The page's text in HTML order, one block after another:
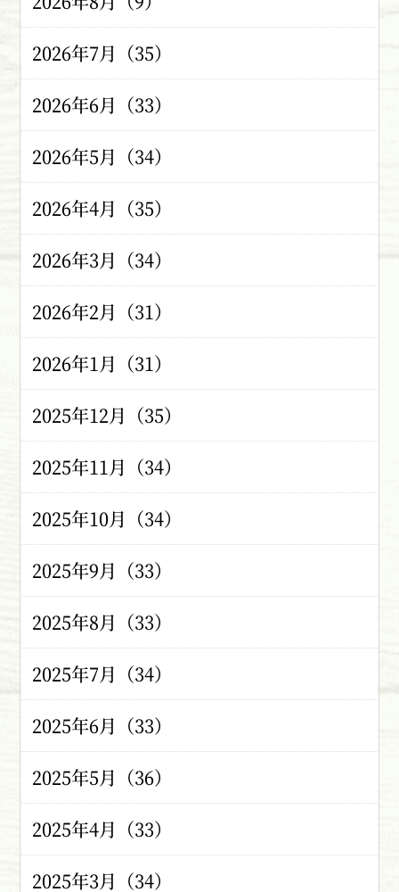
2026年7月（35）
2026年6月（33）
2026年5月（34）
2026年4月（35）
2026年3月（34）
2026年2月（31）
2026年1月（31）
2025年12月（35）
2025年11月（34）
2025年10月（34）
2025年9月（33）
2025年8月（33）
2025年7月（34）
2025年6月（33）
2025年5月（36）
2025年4月（33）
2025年3月（34）